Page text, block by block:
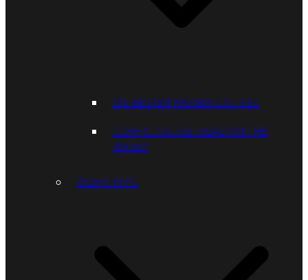
DIE BESTEN KARIBIK-CRUISES
GOTHIC CRUISE: DEAD ON THE
WATER
WOHNTIPPS